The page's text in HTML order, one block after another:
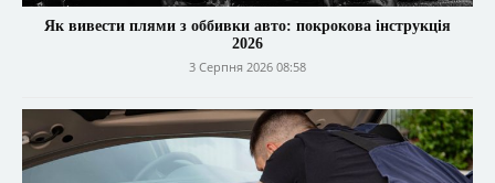
Як вивести плями з оббивки авто: покрокова інструкція
2026
3 Серпня 2026 08:58